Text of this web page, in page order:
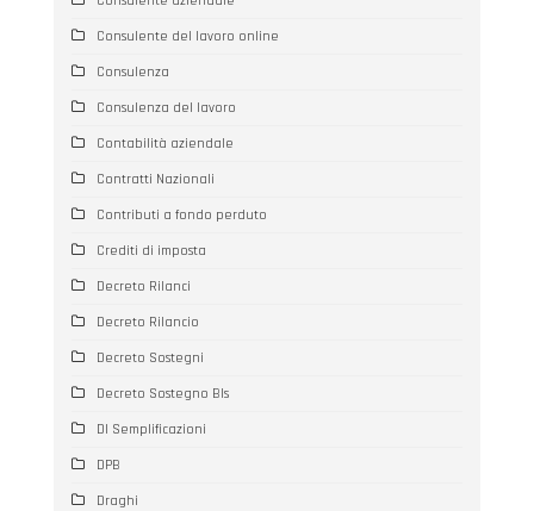
Consulente del lavoro online
Consulenza
Consulenza del lavoro
Contabilità aziendale
Contratti Nazionali
Contributi a fondo perduto
Crediti di imposta
Decreto Rilanci
Decreto Rilancio
Decreto Sostegni
Decreto Sostegno BIs
Dl Semplificazioni
DPB
Draghi